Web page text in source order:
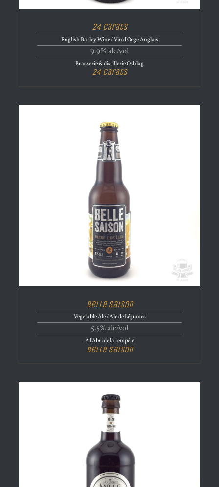
24 Carats
English Barley Wine / Vin d'Orge Anglais
9.9% alc/vol
Brasserie & distillerie Oshlag
24 Carats
Belle Saison
Vegetable Ale / Ale de Légumes
5.5% alc/vol
À l'Abri de la tempête
Belle Saison